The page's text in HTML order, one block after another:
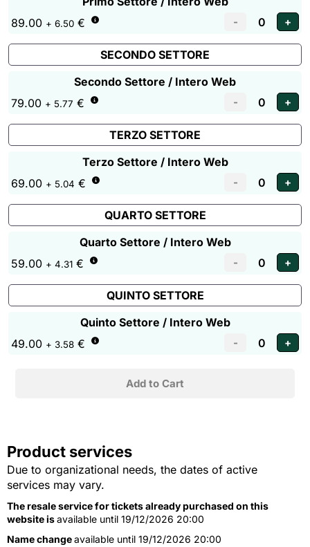
89.00 + 6.50 €
SECONDO SETTORE
Secondo Settore / Intero Web
79.00 + 5.77 €
TERZO SETTORE
Terzo Settore / Intero Web
69.00 + 5.04 €
QUARTO SETTORE
Quarto Settore / Intero Web
59.00 + 4.31 €
QUINTO SETTORE
Quinto Settore / Intero Web
49.00 + 3.58 €
Product services
Due to organizational needs, the dates of active
services may vary.
The resale service for tickets already purchased on this
website isavailable until 19/12/2026 20:00
Name changeavailable until 19/12/2026 20:00